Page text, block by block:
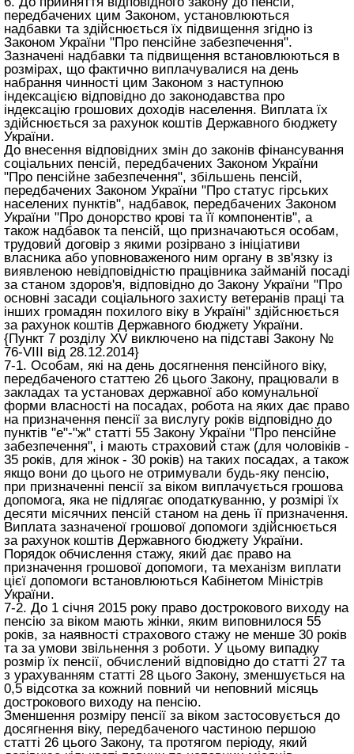
передбачених цим Законом, установлюються
надбавки та здійснюється їх підвищення згідно із
Законом України "Про пенсійне забезпечення".
Зазначені надбавки та підвищення встановлюються в
розмірах, що фактично виплачувалися на день
набрання чинності цим Законом з наступною
індексацією відповідно до законодавства про
індексацію грошових доходів населення. Виплата їх
здійснюється за рахунок коштів Державного бюджету
України.
До внесення відповідних змін до законів фінансування
соціальних пенсій, передбачених Законом України
"Про пенсійне забезпечення", збільшень пенсій,
передбачених Законом України "Про статус гірських
населених пунктів", надбавок, передбачених Законом
України "Про донорство крові та її компонентів", а
також надбавок та пенсій, що призначаються особам,
трудовий договір з якими розірвано з ініціативи
власника або уповноваженого ним органу в зв'язку із
виявленою невідповідністю працівника займаній посаді
за станом здоров'я, відповідно до Закону України "Про
основні засади соціального захисту ветеранів праці та
інших громадян похилого віку в Україні" здійснюється
за рахунок коштів Державного бюджету України.
{Пункт 7 розділу XV виключено на підставі Закону №
76-VIII від 28.12.2014}
7-1. Особам, які на день досягнення пенсійного віку,
передбаченого статтею 26 цього Закону, працювали в
закладах та установах державної або комунальної
форми власності на посадах, робота на яких дає право
на призначення пенсії за вислугу років відповідно до
пунктів "е"-"ж" статті 55 Закону України "Про пенсійне
забезпечення", і мають страховий стаж (для чоловіків -
35 років, для жінок - 30 років) на таких посадах, а також
якщо вони до цього не отримували будь-яку пенсію,
при призначенні пенсії за віком виплачується грошова
допомога, яка не підлягає оподаткуванню, у розмірі їх
десяти місячних пенсій станом на день її призначення.
Виплата зазначеної грошової допомоги здійснюється
за рахунок коштів Державного бюджету України.
Порядок обчислення стажу, який дає право на
призначення грошової допомоги, та механізм виплати
цієї допомоги встановлюються Кабінетом Міністрів
України.
7-2. До 1 січня 2015 року право дострокового виходу на
пенсію за віком мають жінки, яким виповнилося 55
років, за наявності страхового стажу не менше 30 років
та за умови звільнення з роботи. У цьому випадку
розмір їх пенсії, обчислений відповідно до статті 27 та
з урахуванням статті 28 цього Закону, зменшується на
0,5 відсотка за кожний повний чи неповний місяць
дострокового виходу на пенсію.
Зменшення розміру пенсії за віком застосовується до
досягнення віку, передбаченого частиною першою
статті 26 цього Закону, та протягом періоду, який